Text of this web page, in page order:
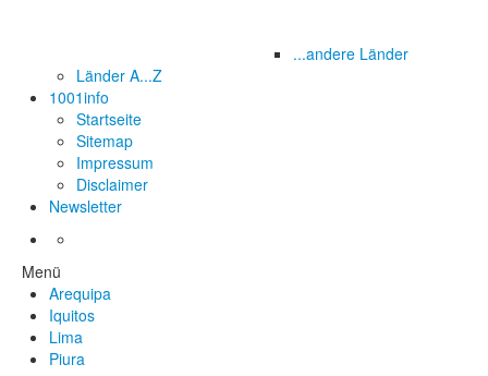
...andere Länder
Länder A...Z
1001info
Startseite
Sitemap
Impressum
Disclaimer
Newsletter
Menü
Arequipa
Iquitos
Lima
Piura